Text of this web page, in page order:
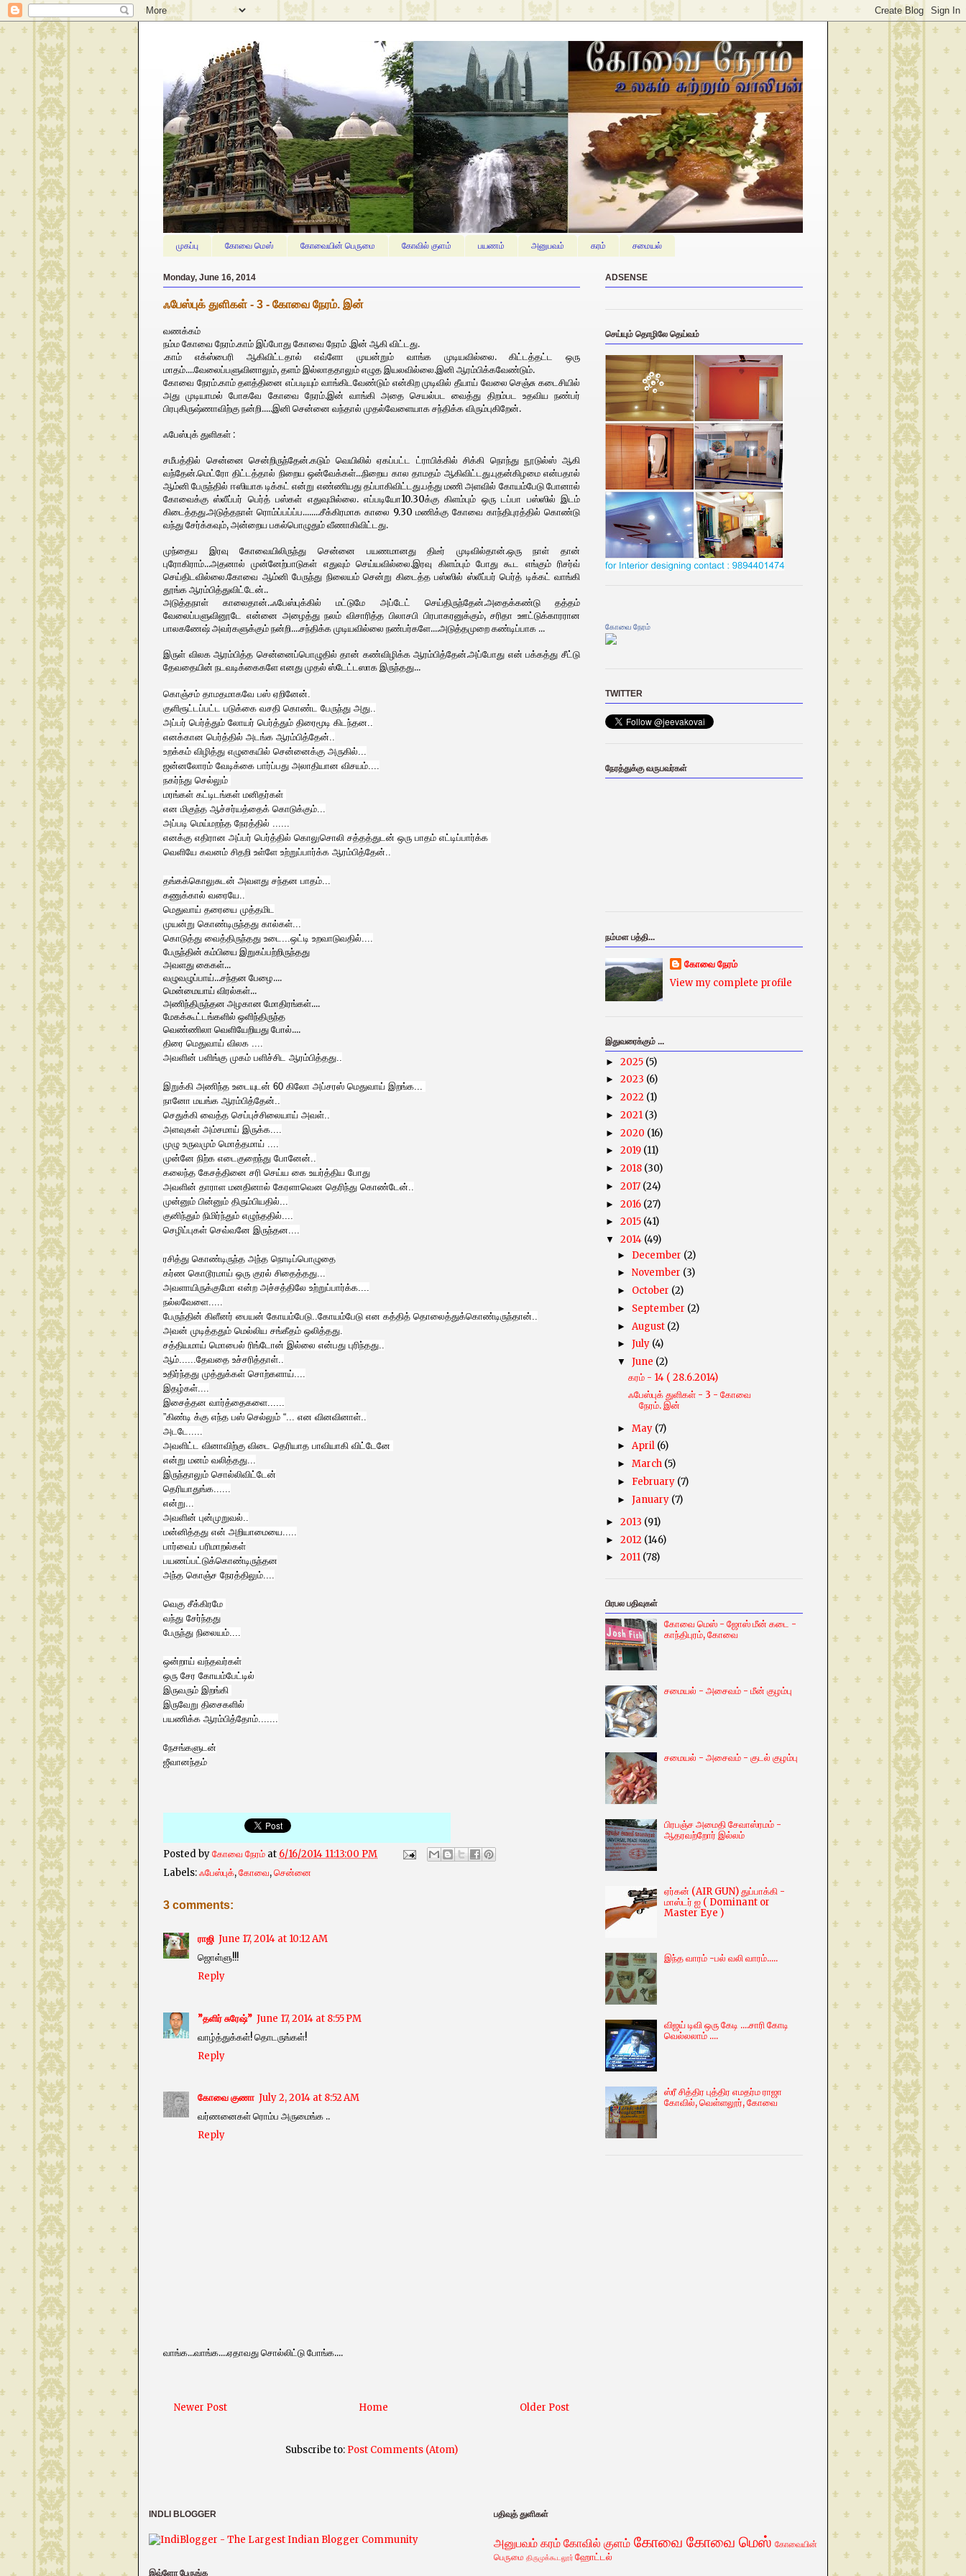
முகப்பு கோவை மெஸ் கோவையின் பெருமை கோவில் குளம் பயணம் அனுபவம் கரம் சமையல்
Monday, June 16, 2014
ஃபேஸ்புக் துளிகள் - 3 - கோவை நேரம். இன்
வணக்கம்
நம்ம கோவை நேரம்.காம் இப்போது கோவை நேரம் .இன் ஆகி விட்டது.
.காம் எக்ஸ்பைரி ஆகிவிட்டதால் எவ்ளோ முயன்றும் வாங்க முடியவில்லை. கிட்டத்தட்ட ஒரு
மாதம்....வேலைப்பளுவினாலும், தளம் இல்லாததாலும் எழுத இயலவில்லை.இனி ஆரம்பிக்கவேண்டும்.
கோவை நேரம்.காம் தளத்தினை எப்படியும் வாங்கிடவேண்டும் என்கிற முடிவில் தீயாய் வேலை செஞ்சு கடைசியில்
அது முடியாமல் போகவே கோவை நேரம்.இன் வாங்கி அதை செயல்பட வைத்து திறம்பட உதவிய நண்பர்
பிரபுகிருஷ்ணாவிற்கு நன்றி.....இனி சென்னை வந்தால் முதல்வேளையாக சந்திக்க விரும்புகிறேன்.
ஃபேஸ்புக் துளிகள் :
சமீபத்தில் சென்னை சென்றிருந்தேன்.கடும் வெயிலில் ஏகப்பட்ட ட்ராபிக்கில் சிக்கி நொந்து நூடுல்ஸ் ஆகி
வந்தேன்.மெட்ரோ திட்டத்தால் நிறைய ஒன்வேக்கள்...நிறைய கால தாமதம் ஆகிவிட்டது.புதன்கிழமை என்பதால்
ஆம்னி பேருந்தில் ஈஸியாக டிக்கட் என்று எண்ணியது தப்பாகிவிட்டது.பத்து மணி அளவில் கோயம்பேடு போனால்
கோவைக்கு ஸ்லீப்பர் பெர்த் பஸ்கள் எதுவுமில்லை. எப்படியோ10.30க்கு கிளம்பும் ஒரு டப்பா பஸ்ஸில் இடம்
கிடைத்தது.அடுத்தநாள் ரொம்ப்பப்ப்ப........சீக்கிரமாக காலை 9.30 மணிக்கு கோவை காந்திபுரத்தில் கொண்டு
வந்து சேர்க்கவும், அன்றைய பகல்பொழுதும் வீணாகிவிட்டது.
முந்தைய இரவு கோவையிலிருந்து சென்னை பயணமானது திடீர் முடிவில்தான்.ஒரு நாள் தான்
புரோகிராம்...அதனால் முன்னேற்பாடுகள் எதுவும் செய்யவில்லை.இரவு கிளம்பும் போது கூட எங்கும் ரிசர்வ்
செய்திடவில்லை.கோவை ஆம்னி பேருந்து நிலையம் சென்று கிடைத்த பஸ்ஸில் ஸ்லீப்பர் பெர்த் டிக்கட் வாங்கி
தூங்க ஆரம்பித்துவிட்டேன்..
அடுத்தநாள் காலைதான்..ஃபேஸ்புக்கில் மட்டுமே அப்டேட் செய்திருந்தேன்.அதைக்கண்டு தத்தம்
வேலைப்பளுவினூடே என்னை அழைத்து நலம் விசாரித்த பிலாசபி பிரபாகரனுக்கும், சரிதா ஊட்டுக்காரரான
பாலகணேஷ் அவர்களுக்கும் நன்றி....சந்திக்க முடியவில்லை நண்பர்களே....அடுத்தமுறை கண்டிப்பாக ...
இருள் விலக ஆரம்பித்த சென்னைப்பொழுதில் தான் கண்விழிக்க ஆரம்பித்தேன்.அப்போது என் பக்கத்து சீட்டு
தேவதையின் நடவடிக்கைகளே எனது முதல் ஸ்டேட்டஸாக இருந்தது...
கொஞ்சம் தாமதமாகவே பஸ் ஏறினேன்.
குளிரூட்டப்பட்ட படுக்கை வசதி கொண்ட பேருந்து அது..
அப்பர் பெர்த்தும் லோயர் பெர்த்தும் திரைமூடி கிடந்தன..
எனக்கான பெர்த்தில் அடங்க ஆரம்பித்தேன்..
உறக்கம் விழித்து எழுகையில் சென்னைக்கு அருகில்...
ஜன்னலோரம் வேடிக்கை பார்ப்பது அலாதியான விசயம்....
நகர்ந்து செல்லும்
மரங்கள் கட்டிடங்கள் மனிதர்கள்
என மிகுந்த ஆச்சர்யத்தைக் கொடுக்கும்...
அப்படி மெய்மறந்த நேரத்தில் ......
எனக்கு எதிரான அப்பர் பெர்த்தில் கொலுசொலி சத்தத்துடன் ஒரு பாதம் எட்டிப்பார்க்க
வெளியே கவனம் சிதறி உள்ளே உற்றுப்பார்க்க ஆரம்பித்தேன்..
தங்கக்கொலுசுடன் அவளது சந்தன பாதம்...
கணுக்கால் வரையே..
மெதுவாய் தரையை முத்தமிட
முயன்று கொண்டிருந்தது கால்கள்...
கொடுத்து வைத்திருந்தது உடை...ஒட்டி உறவாடுவதில்....
பேருந்தின் கம்பியை இறுகப்பற்றிருந்தது
அவளது கைகள்...
வழுவழுப்பாய்...சந்தன பேழை....
மென்மையாய் விரல்கள்...
அணிந்திருந்தன அழகான மோதிரங்கள்....
மேகக்கூட்டங்களில் ஒளிந்திருந்த
வெண்ணிலா வெளியேறியது போல்....
திரை மெதுவாய் விலக ....
அவளின் பளிங்கு முகம் பளிச்சிட ஆரம்பித்தது..
இறுக்கி அணிந்த உடையுடன் 60 கிலோ அப்சரஸ் மெதுவாய் இறங்க...
நானோ மயங்க ஆரம்பித்தேன்..
செதுக்கி வைத்த செப்புச்சிலையாய் அவள்..
அளவுகள் அம்சமாய் இருக்க....
முழு உருவமும் மொத்தமாய் ....
முன்னே நிற்க எடைகுறைந்து போனேன்..
கலைந்த கேசத்தினை சரி செய்ய கை உயர்த்திய போது
அவளின் தாராள மனதினால் கேரளாவென தெரிந்து கொண்டேன்..
முன்னும் பின்னும் திரும்பியதில்...
குனிந்தும் நிமிர்ந்தும் எழுந்ததில்....
செழிப்புகள் செவ்வனே இருந்தன....
ரசித்து கொண்டிருந்த அந்த நொடிப்பொழுதை
கர்ண கொடூரமாய் ஒரு குரல் சிதைத்தது...
அவளாயிருக்குமோ என்ற அச்சத்திலே உற்றுப்பார்க்க....
நல்லவேளை.....
பேருந்தின் கிளீனர் பையன் கோயம்பேடு..கோயம்பேடு என கத்தித் தொலைத்துக்கொண்டிருந்தான்..
அவன் முடித்ததும் மெல்லிய சங்கீதம் ஒலித்தது.
சத்தியமாய் மொபைல் ரிங்டோன் இல்லை என்பது புரிந்தது..
ஆம்......தேவதை உச்சரித்தாள்..
உதிர்ந்தது முத்துக்கள் சொற்களாய்....
இதழ்கள்....
இசைத்தன வார்த்தைகளை......
”கிண்டி க்கு எந்த பஸ் செல்லும் “... என வினவினாள்..
அடடே.....
அவளிட்ட வினாவிற்கு விடை தெரியாத பாவியாகி விட்டேனே
என்று மனம் வலித்தது...
இருந்தாலும் சொல்லிவிட்டேன்
தெரியாதுங்க......
என்று...
அவளின் புன்முறுவல்..
மன்னித்தது என் அறியாமையை.....
பார்வைப் பரிமாறல்கள்
பயணப்பட்டுக்கொண்டிருந்தன
அந்த கொஞ்ச நேரத்திலும்....
வெகு சீக்கிரமே
வந்து சேர்ந்தது
பேருந்து நிலையம்....
ஒன்றாய் வந்தவர்கள்
ஒரு சேர கோயம்பேட்டில்
இருவரும் இறங்கி
இருவேறு திசைகளில்
பயணிக்க ஆரம்பித்தோம்.......
நேசங்களுடன்
ஜீவானந்தம்
Posted byகோவை நேரம் at 6/16/2014 11:13:00 PM
Labels:ஃபேஸ்புக்,கோவை,சென்னை
3 comments:
ராஜி June 17, 2014 at 10:12 AM
ஜொள்ளு!!!
Reply
”தளிர் சுரேஷ்” June 17, 2014 at 8:55 PM
வாழ்த்துக்கள்! தொடருங்கள்!
Reply
கோவை குணா July 2, 2014 at 8:52 AM
வர்ணனைகள் ரொம்ப அருமைங்க ..
Reply
வாங்க...வாங்க....ஏதாவது சொல்லிட்டு போங்க....
Newer Post Older Post
Home
Subscribe to: Post Comments (Atom)
ADSENSE
செய்யும் தொழிலே தெய்வம்
கோவை நேரம்
TWITTER
நேரத்துக்கு வருபவர்கள்
நம்மள பத்தி...
கோவை நேரம்
View my complete profile
இதுவரைக்கும் ...
► 2025 (5)
► 2023 (6)
► 2022 (1)
► 2021 (3)
► 2020 (16)
► 2019 (11)
► 2018 (30)
► 2017 (24)
► 2016 (27)
► 2015 (41)
▼ 2014 (49)
► December (2)
► November (3)
► October (2)
► September (2)
► August (2)
► July (4)
▼ June (2)
கரம் - 14 ( 28.6.2014)
ஃபேஸ்புக் துளிகள் - 3 - கோவை
நேரம். இன்
► May (7)
► April (6)
► March (5)
► February (7)
► January (7)
► 2013 (91)
► 2012 (146)
► 2011 (78)
பிரபல பதிவுகள்
கோவை மெஸ் - ஜோஸ் மீன் கடை -
காந்திபுரம், கோவை
சமையல் - அசைவம் - மீன் குழம்பு
சமையல் - அசைவம் - குடல் குழம்பு
பிரபஞ்ச அமைதி சேவாஸ்ரமம் -
ஆதரவற்றோர் இல்லம்
ஏர்கன் (AIR GUN) துப்பாக்கி -
மாஸ்டர் ஐ ( Dominant or
Master Eye )
இந்த வாரம் -பல் வலி வாரம்.....
விஜய் டிவி ஒரு கேடி ....சாரி கோடி
வெல்லலாம் ....
ஸ்ரீ சித்திர புத்திர எமதர்ம ராஜா
கோவில், வெள்ளலூர், கோவை
INDLI BLOGGER
இவ்ளோ பேருங்க
பதிவுத் துளிகள்
அனுபவம் கரம் கோவில் குளம் கோவை கோவை மெஸ் கோவையின்
பெருமை திருமுக்கூடலூர் ஹோட்டல்